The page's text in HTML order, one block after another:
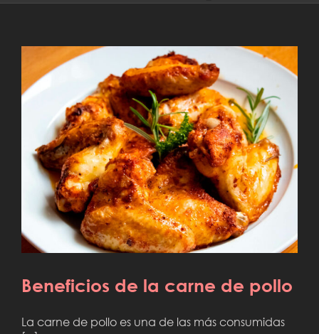
Beneficios de la carne de pollo
Beneficios de la carne de pollo
La carne de pollo es una de las más consumidas